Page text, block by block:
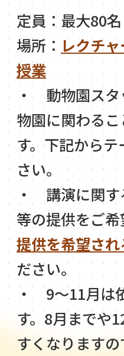
定員：最大80名
場所： レクチ
授業
・ 動物園スタ
物園に関わる
す。下記から
さい。
・ 講演に関す
等の提供をご
提供を希望さ
ださい。
・ 9～11月は
す。8月までや
すくなります